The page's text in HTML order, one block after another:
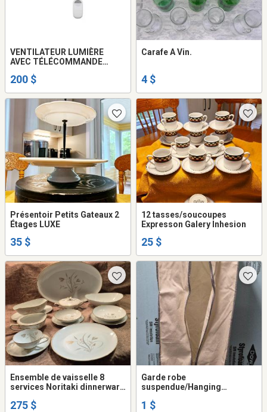
VENTILATEUR LUMIÈRE
AVEC TÉLÉCOMMANDE
VOUS****
200 $
Carafe A Vin.
4 $
Présentoir Petits Gateaux 2
Étages LUXE
35 $
12 tasses/soucoupes
Expresson Galery Inhesion
25 $
Ensemble de vaisselle 8
services Noritaki dinnerware
275 $
Garde robe
suspendue/Hanging
1 $